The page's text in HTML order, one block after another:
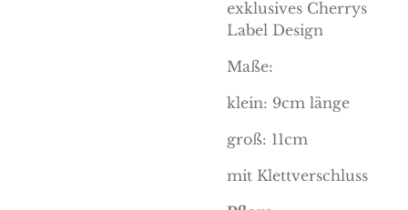
exklusives Cherrys
Label Design
Maße:
klein: 9cm länge
groß: 11cm
mit Klettverschluss